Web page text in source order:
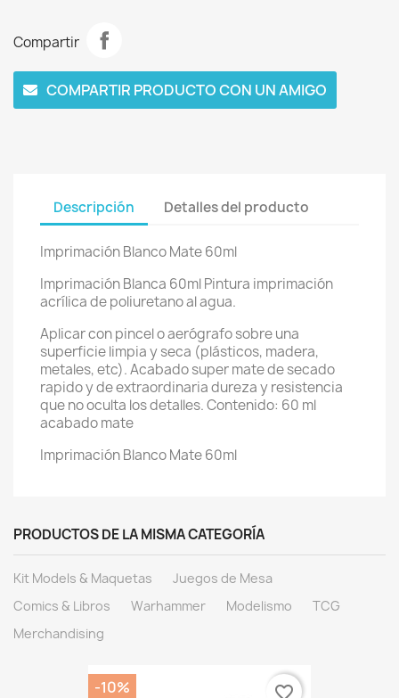
Compartir
COMPARTIR PRODUCTO CON UN AMIGO
Descripción Detalles del producto
Imprimación Blanco Mate 60ml
Imprimación Blanca 60ml Pintura imprimación
acrílica de poliuretano al agua.
Aplicar con pincel o aerógrafo sobre una
superficie limpia y seca (plásticos, madera,
metales, etc). Acabado super mate de secado
rapido y de extraordinaria dureza y resistencia
que no oculta los detalles. Contenido: 60 ml
acabado mate
Imprimación Blanco Mate 60ml
PRODUCTOS DE LA MISMA CATEGORÍA
Kit Models & Maquetas
Juegos de Mesa
Comics & Libros
Warhammer Modelismo
TCG
Merchandising
-10% favorite_border